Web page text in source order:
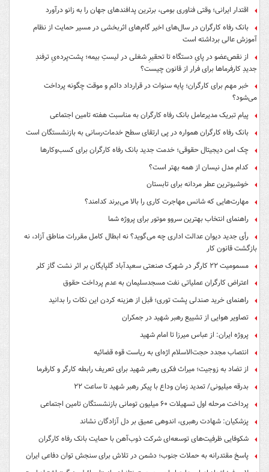
اقتدار ایرانی؛ وقتی فناوری بومی، برترین پدافندهای جهان را به زانو درآورد
بانک رفاه کارگران در سال‌های اخیر گام‌های اثربخشی در مسیر حمایت از نظام
آموزش عالی برداشته است
از نقص‌عضو در پایِ دستگاه تا تحقیرِ شغلی در لیستِ بیمه؛ پشت‌پرده‌یِ ترفندِ
جدیدِ کارفرماها برای فرار از قانون چیست؟
خبر مهم برای کارگران؛ پایه سنوات در قرارداد دائم و موقت چگونه پرداخت
می‌شود؟
پیام تبریک مدیرعامل بانک رفاه کارگران به مناسبت هفته تامین اجتماعی
بانک رفاه کارگران همواره در پی ارتقای سطح خدمات‌رسانی به بازنشستگان است
چک امن دیجیتال حقوقی؛ خدمت جدید بانک رفاه کارگران برای کسب‌وکارها
کدام مدل نیسان از همه بهتر است؟
خوشبوترین عطر مردانه برای تابستان
مهارت‌هایی که شانس مهاجرت کاری را بالا می‌برند کدامند؟
راهنمای انتخاب بهترین سروو موتور برای پروژه شما
رأی جدید دیوان عدالت اداری چه می‌گوید؟ نه ابطال کامل مقررات مناطق آزاد، نه
بازگشت قانون کار
مسمومیت ۲۲ کارگر در شهرک صنعتی سعیدآباد گلپایگان بر اثر نشت گاز کلر
اعتراض کارگران عملیاتی نفت مسجدسلیمان به عدم پرداخت حقوق
راهنمای خرید صندلی پشت توری؛ قبل از هزینه کردن این نکات را بدانید
تصاویر هوایی از تشییع رهبر شهید در جمکران
پروژه ایران: از عباس میرزا تا امام شهید
انتصاب مجدد حجت‌الاسلام اژه‌ای به ریاست قوه‌ قضائیه
از تضاد به زوجیت؛ میراث فکری رهبر شهید برای تعریف رابطه کارگر و کارفرما
بدرقه میلیونی/ تمدید زمان وداع با پیکر رهبر شهید تا ساعت ۲۲
پرداخت مرحله اول تسهیلات ۶۰ میلیون تومانی بازنشستگان تامین اجتماعی
پزشکیان: شهادت رهبری، اندوهی عمیق بر دل آزادگان نشاند
شکوفایی ظرفیت‌های توسعه‌ای شرکت ذوب‌آهن با حمایت‌ بانک رفاه کارگران
پاسخ مقتدرانه به حملات جنوب؛ دشمن در تلاش برای سنجش توان دفاعی ایران